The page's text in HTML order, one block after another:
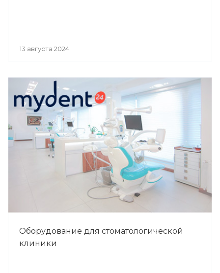
13 августа 2024
Оборудование для стоматологической
клиники